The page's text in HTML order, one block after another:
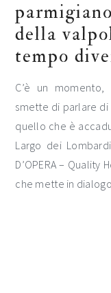
della
tempo
C’è un
smette di parlare di
quello che è
Largo dei
D’OPERA –
che mette in